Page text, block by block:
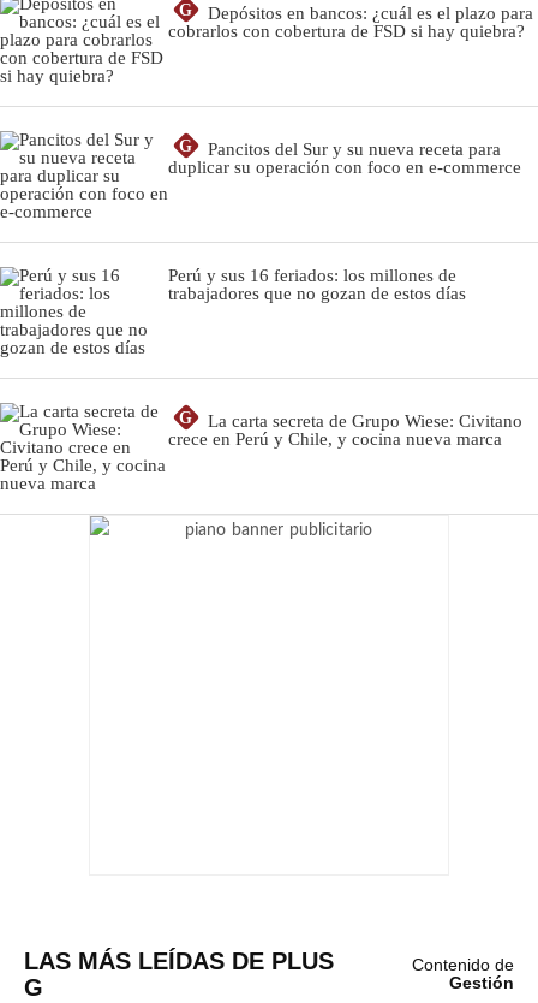
G
Depósitos en bancos: ¿cuál es el plazo para
cobrarlos con cobertura de FSD si hay quiebra?
G
Pancitos del Sur y su nueva receta para
duplicar su operación con foco en e-commerce
Perú y sus 16 feriados: los millones de
trabajadores que no gozan de estos días
G
La carta secreta de Grupo Wiese: Civitano
crece en Perú y Chile, y cocina nueva marca
LAS MÁS LEÍDAS DE PLUS
G
Contenido de
Gestión